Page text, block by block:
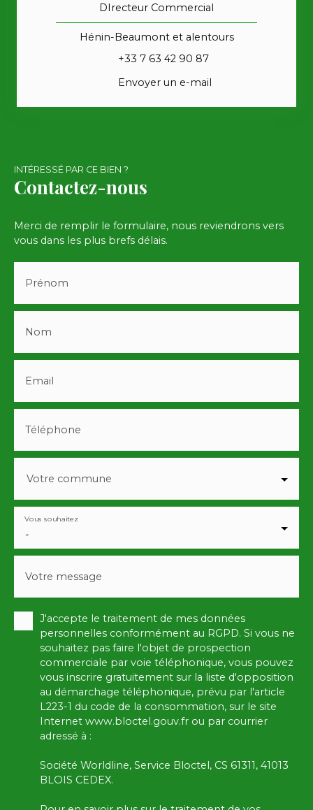
DIrecteur Commercial
Hénin-Beaumont et alentours
+33 7 63 42 90 87
Envoyer un e-mail
INTÉRESSÉ PAR CE BIEN ?
Contactez-nous
Merci de remplir le formulaire, nous reviendrons vers
vous dans les plus brefs délais.
Prénom
Nom
Email
Téléphone
Votre commune
-
Vous souhaitez
Votre message
J'accepte le traitement de mes données
personnelles conformément au RGPD. Si vous ne
souhaitez pas faire l'objet de prospection
commerciale par voie téléphonique, vous pouvez
vous inscrire gratuitement sur la liste d'opposition
au démarchage téléphonique, prévu par l'article
L223-1 du code de la consommation, sur le site
Internet www.bloctel.gouv.fr ou par courrier
adressé à :
Société Worldline, Service Bloctel, CS 61311, 41013
BLOIS CEDEX.